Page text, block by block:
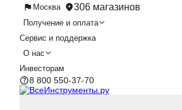
Москва 306 магазинов
Получение и оплата
Сервис и поддержка
О нас
Инвесторам
8 800 550-37-70